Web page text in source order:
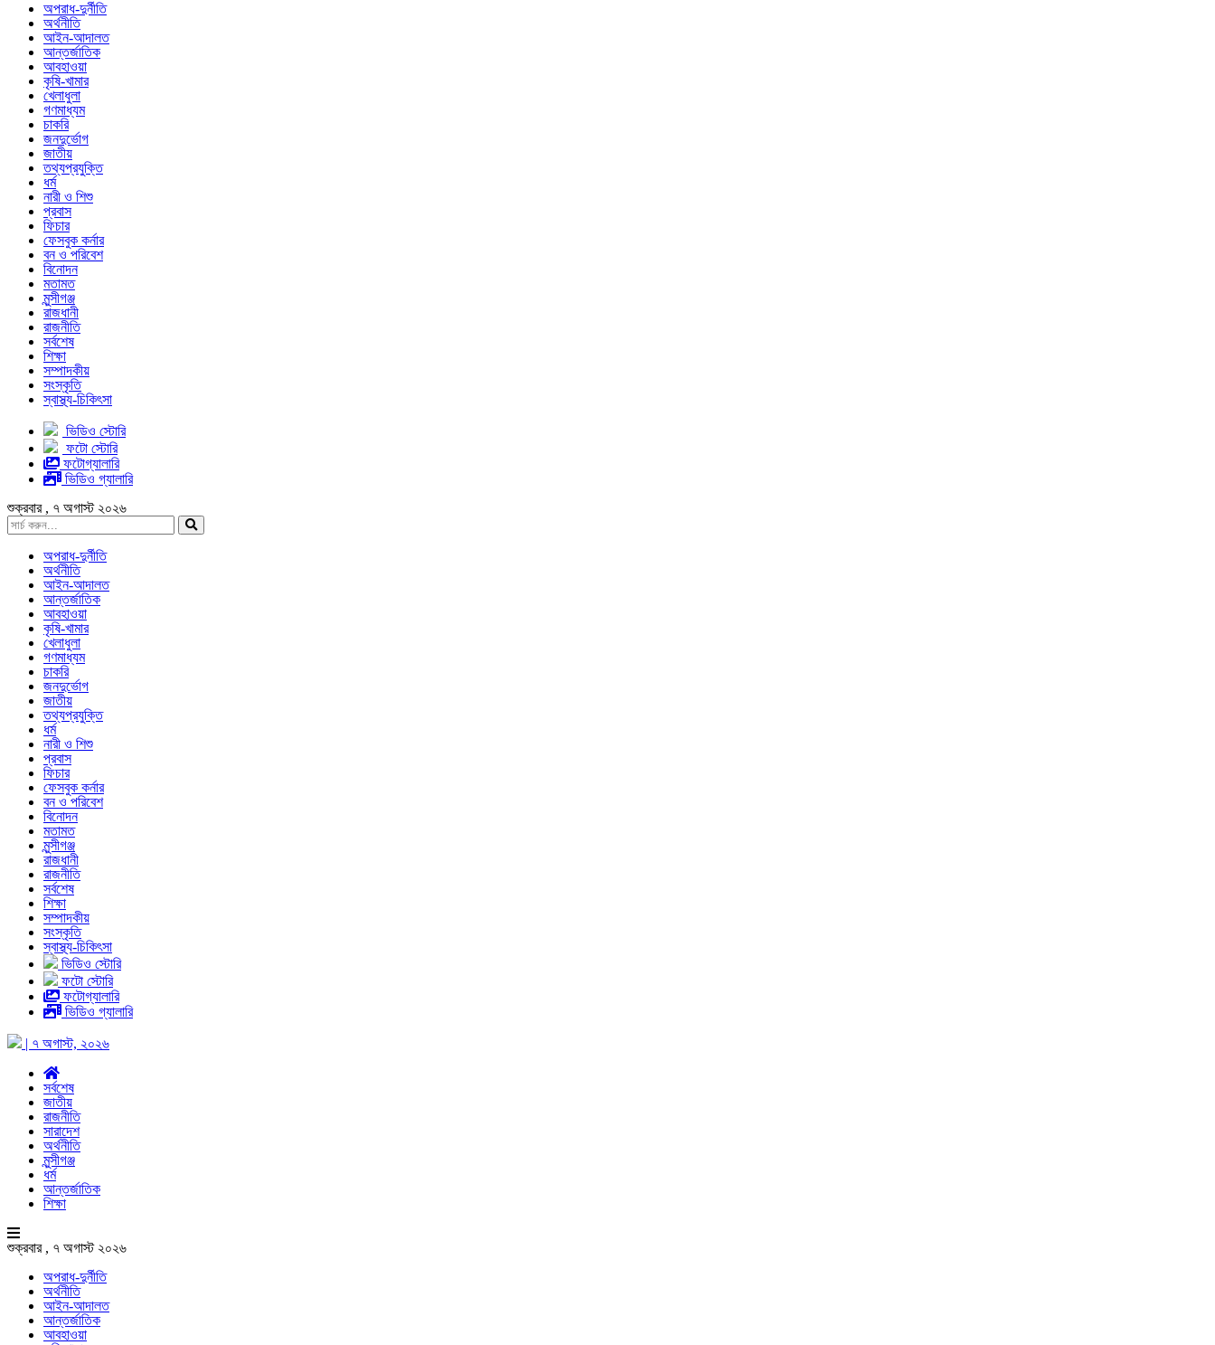
অপরাধ-দুর্নীতি
অর্থনীতি
আইন-আদালত
আন্তর্জাতিক
আবহাওয়া
কৃষি-খামার
খেলাধুলা
গণমাধ্যম
চাকরি
জনদুর্ভোগ
জাতীয়
তথ্যপ্রযুক্তি
ধর্ম
নারী ও শিশু
প্রবাস
ফিচার
ফেসবুক কর্নার
বন ও পরিবেশ
বিনোদন
মতামত
মুন্সীগঞ্জ
রাজধানী
রাজনীতি
সর্বশেষ
শিক্ষা
সম্পাদকীয়
সংস্কৃতি
স্বাস্থ্য-চিকিৎসা
ভিডিও স্টোরি
ফটো স্টোরি
ফটোগ্যালারি
ভিডিও গ্যালারি
শুক্রবার , ৭ অগাস্ট ২০২৬
অপরাধ-দুর্নীতি
অর্থনীতি
আইন-আদালত
আন্তর্জাতিক
আবহাওয়া
কৃষি-খামার
খেলাধুলা
গণমাধ্যম
চাকরি
জনদুর্ভোগ
জাতীয়
তথ্যপ্রযুক্তি
ধর্ম
নারী ও শিশু
প্রবাস
ফিচার
ফেসবুক কর্নার
বন ও পরিবেশ
বিনোদন
মতামত
মুন্সীগঞ্জ
রাজধানী
রাজনীতি
সর্বশেষ
শিক্ষা
সম্পাদকীয়
সংস্কৃতি
স্বাস্থ্য-চিকিৎসা
ভিডিও স্টোরি
ফটো স্টোরি
ফটোগ্যালারি
ভিডিও গ্যালারি
| ৭ অগাস্ট, ২০২৬
সর্বশেষ
জাতীয়
রাজনীতি
সারাদেশ
অর্থনীতি
মুন্সীগঞ্জ
ধর্ম
আন্তর্জাতিক
শিক্ষা
শুক্রবার , ৭ অগাস্ট ২০২৬
অপরাধ-দুর্নীতি
অর্থনীতি
আইন-আদালত
আন্তর্জাতিক
আবহাওয়া